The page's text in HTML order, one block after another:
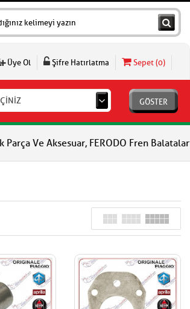
Üye Ol Şifre Hatırlatma Sepet (0)
GÖSTER
FERODO Fren Balataları,